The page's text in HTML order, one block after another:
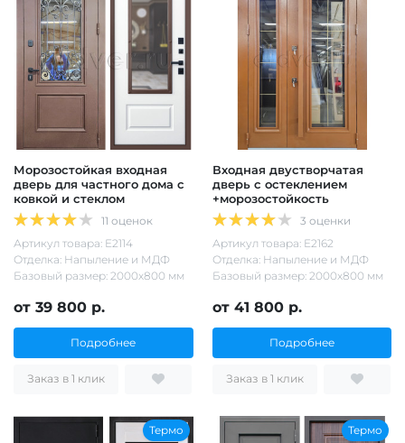
Морозостойкая входная
дверь для частного дома с
ковкой и стеклом
11 оценок
Артикул товара: Е2114
Отделка: Напыление и МДФ
Базовый размер: 2000х800 мм
от 39 800 р.
Подробнее
Заказ в 1 клик
Входная двустворчатая
дверь с остеклением
+морозостойкость
3 оценки
Артикул товара: Е2162
Отделка: Напыление и МДФ
Базовый размер: 2000х800 мм
от 41 800 р.
Подробнее
Заказ в 1 клик
Термо Термо